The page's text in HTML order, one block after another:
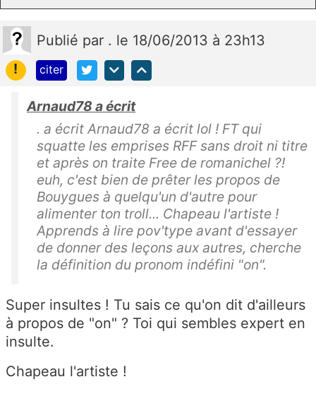
Publié par . le 18/06/2013 à 23h13
!
citer
Arnaud78 a écrit
. a écrit Arnaud78 a écrit lol ! FT qui
squatte les emprises RFF sans droit ni titre
et après on traite Free de romanichel ?!
euh, c'est bien de prêter les propos de
Bouygues à quelqu'un d'autre pour
alimenter ton troll... Chapeau l'artiste !
Apprends à lire pov'type avant d'essayer
de donner des leçons aux autres, cherche
la définition du pronom indéfini "on".
Super insultes ! Tu sais ce qu'on dit d'ailleurs
à propos de "on" ? Toi qui sembles expert en
insulte.
Chapeau l'artiste !